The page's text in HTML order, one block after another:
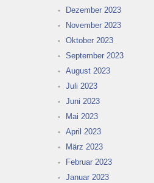
Dezember 2023
November 2023
Oktober 2023
September 2023
August 2023
Juli 2023
Juni 2023
Mai 2023
April 2023
März 2023
Februar 2023
Januar 2023